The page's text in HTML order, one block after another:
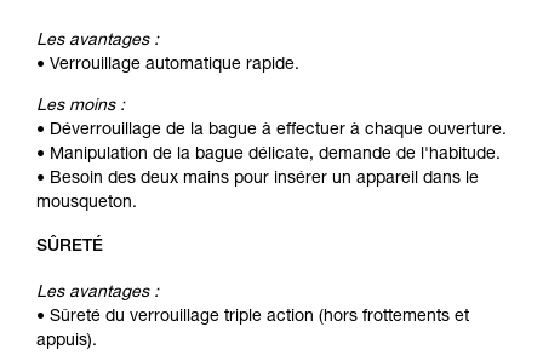
Les avantages :
• Verrouillage automatique rapide.
Les moins :
• Déverrouillage de la bague à effectuer à chaque ouverture.
• Manipulation de la bague délicate, demande de l'habitude.
• Besoin des deux mains pour insérer un appareil dans le
mousqueton.
SÛRETÉ
Les avantages :
• Sûreté du verrouillage triple action (hors frottements et
appuis).